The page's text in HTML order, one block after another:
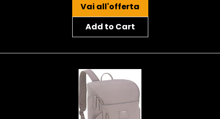
Vai all'offerta
Add to Cart